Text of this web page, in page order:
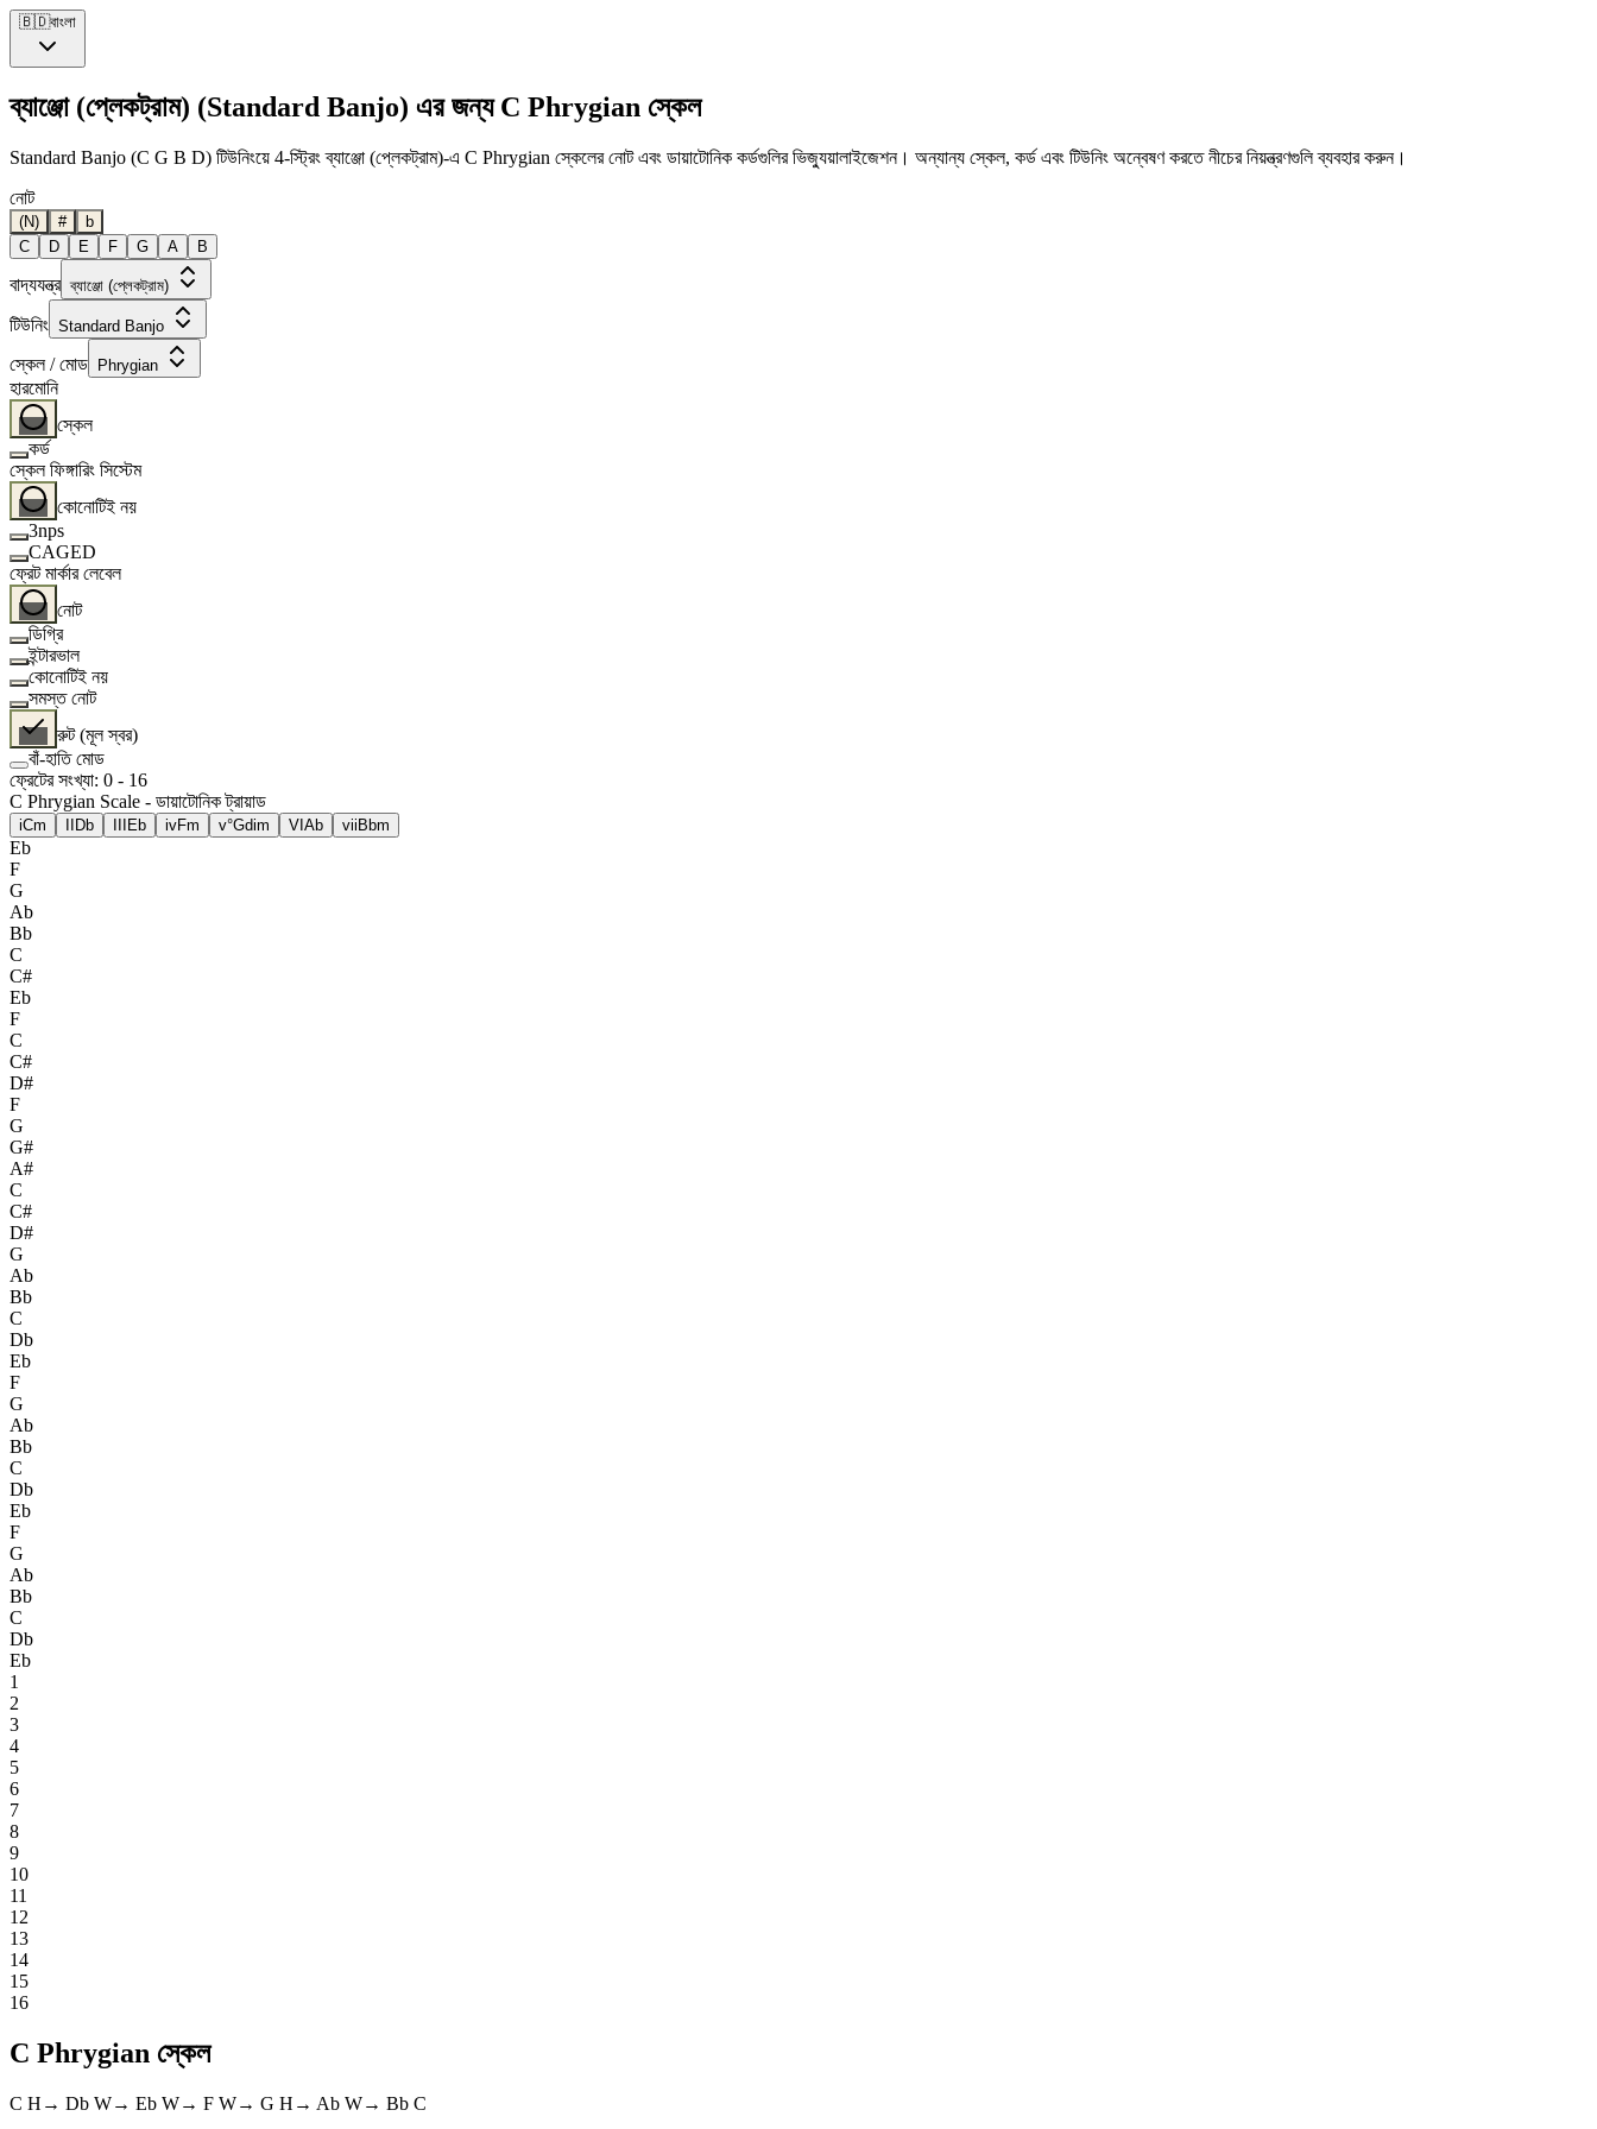
🇧🇩বাংলা
ব্যাঞ্জো (প্লেকট্রাম) (Standard Banjo) এর জন্য C Phrygian স্কেল
Standard Banjo (C G B D) টিউনিংয়ে 4-স্ট্রিং ব্যাঞ্জো (প্লেকট্রাম)-এ C Phrygian স্কেলের নোট এবং ডায়াটোনিক কর্ডগুলির ভিজ্যুয়ালাইজেশন। অন্যান্য স্কেল, কর্ড এবং টিউনিং অন্বেষণ করতে নীচের নিয়ন্ত্রণগুলি ব্যবহার করুন।
নোট
(N) #
b
C
D E F G A B
বাদ্যযন্ত্র ব্যাঞ্জো (প্লেকট্রাম)
টিউনিং Standard Banjo
স্কেল / মোড Phrygian
হারমোনি
স্কেল
কর্ড
স্কেল ফিঙ্গারিং সিস্টেম
কোনোটিই নয়
3nps
CAGED
ফ্রেট মার্কার লেবেল
নোট
ডিগ্রি
ইন্টারভাল
কোনোটিই নয়
সমস্ত নোট
রুট (মূল স্বর)
বাঁ-হাতি মোড
ফ্রেটের সংখ্যা: 0 - 16
C Phrygian Scale - ডায়াটোনিক ট্রায়াড
iCm Db Eb ivFm v°Gdim VI Ab vii Bbm
Eb
F
G
Ab
Bb
C
C#
Eb
F
C
C#
D#
F
G
G#
A#
C
C#
D#
G
Ab
Bb
C
Db
Eb
F
G
Ab
Bb
C
Db
Eb
F
G
Ab
Bb
C
Db
Eb
1
2
3
4
5
6
7
8
9
10
11
12
13
14
15
16
C Phrygian স্কেল
C H → Db W→ Eb W→ F W→ G H → Ab W→ Bb C